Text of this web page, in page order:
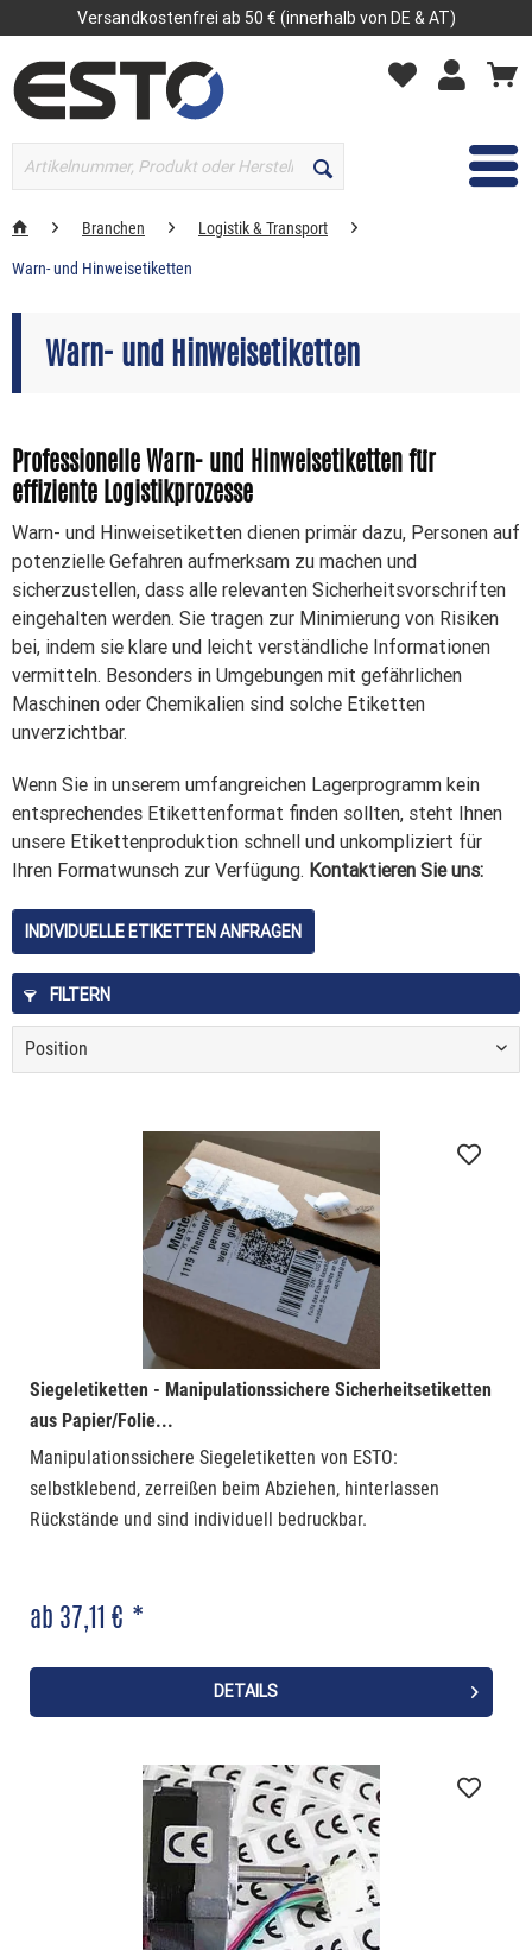
Versandkostenfrei ab 50 € (innerhalb von DE & AT)
MENÜ
Branchen Logistik & Transport
Warn- und Hinweisetiketten
Warn- und Hinweisetiketten
Professionelle Warn- und Hinweisetiketten für
effiziente Logistikprozesse
Warn- und Hinweisetiketten dienen primär dazu, Personen auf
potenzielle Gefahren aufmerksam zu machen und
sicherzustellen, dass alle relevanten Sicherheitsvorschriften
eingehalten werden. Sie tragen zur Minimierung von Risiken
bei, indem sie klare und leicht verständliche Informationen
vermitteln. Besonders in Umgebungen mit gefährlichen
Maschinen oder Chemikalien sind solche Etiketten
unverzichtbar.
Wenn Sie in unserem umfangreichen Lagerprogramm kein
entsprechendes Etikettenformat finden sollten, steht Ihnen
unsere Etikettenproduktion schnell und unkompliziert für
Ihren Formatwunsch zur Verfügung. Kontaktieren Sie uns:
INDIVIDUELLE ETIKETTEN ANFRAGEN
FILTERN
Siegeletiketten - Manipulationssichere Sicherheitsetiketten
aus Papier/Folie...
Manipulationssichere Siegeletiketten von ESTO:
selbstklebend, zerreißen beim Abziehen, hinterlassen
Rückstände und sind individuell bedruckbar.
ab 37,11 € *
DETAILS